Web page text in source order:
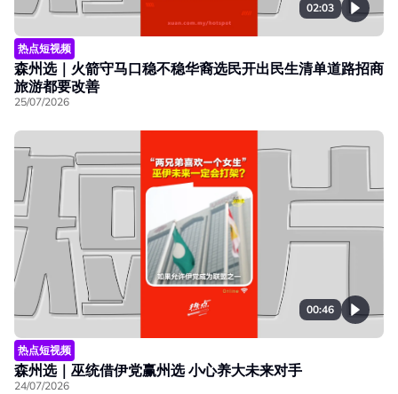
02:03
热点短视频
森州选｜火箭守马口稳不稳华裔选民开出民生清单道路招商
旅游都要改善
25/07/2026
00:46
热点短视频
森州选｜巫统借伊党赢州选 小心养大未来对手
24/07/2026